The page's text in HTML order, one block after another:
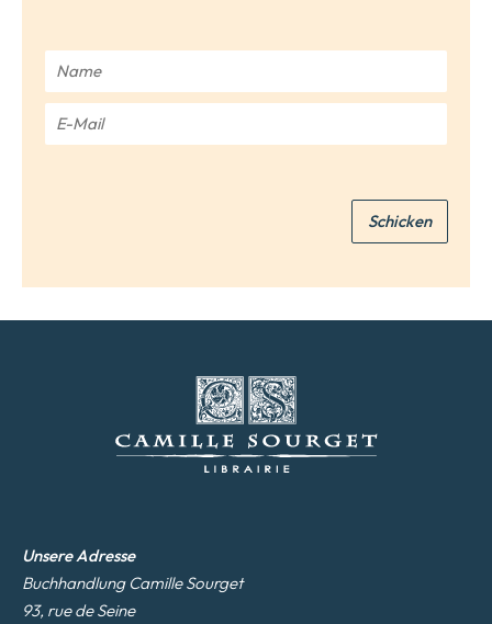
m
*
Schicken
Unsere Adresse
Buchhandlung Camille Sourget
93, rue de Seine